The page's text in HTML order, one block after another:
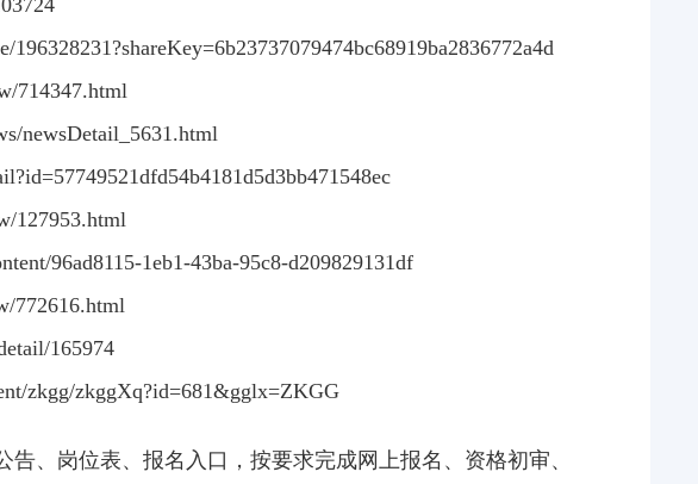
714347.html
newsDetail_5631.html
127953.html
96ad8115-1eb1-43ba-95c8-d209829131df
772616.html
165974
zkgg/zkggXq?id=681&gglx=ZKGG
岗位表、报名入口，按要求完成网上报名、资格初审、